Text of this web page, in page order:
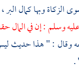
وبها كمال البر
وسلم : إن في المال
وقال : " هذا حديث
.